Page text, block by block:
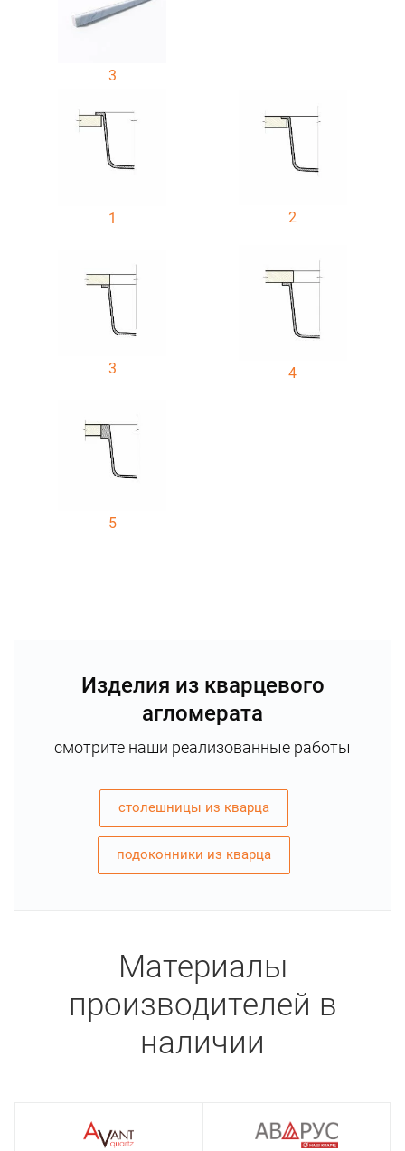
3
1 2
3 4
5
Изделия из кварцевого
агломерата
смотрите наши реализованные работы
столешницы из кварца
подоконники из кварца
Материалы
производителей в
наличии